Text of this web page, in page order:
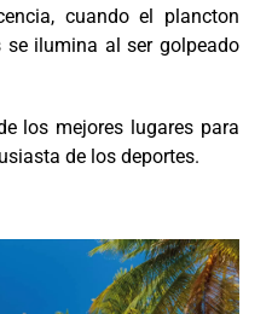
cuando el plancton
ilumina al ser golpeado
los mejores lugares para
de los deportes.